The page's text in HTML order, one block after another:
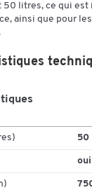
50 litres, ce qui
ainsi que pour
50
oui